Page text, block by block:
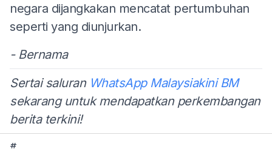
negara dijangkakan mencatat pertumbuhan
seperti yang diunjurkan.
- Bernama
Sertai saluran WhatsApp Malaysiakini BM
sekarang untuk mendapatkan perkembangan
berita terkini!
#